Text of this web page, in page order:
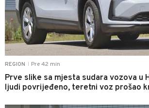
REGION Pre 42 min
Prve slike sa mjesta sudara vozova u
ljudi povrijeđeno, teretni voz prošao